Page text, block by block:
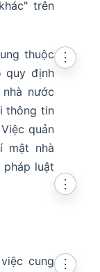
trên
thuộc
quy định
nước
thông tin
quản
mật nhà
luật
⋮
⋮
cung
⋮